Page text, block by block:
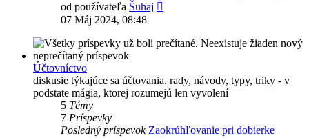
od používateľa Šuhaj
07 Máj 2024, 08:48
Účtovníctvo
diskusie týkajúce sa účtovania. rady, návody, typy, triky - v
podstate mágia, ktorej rozumejú len vyvolení
5 Témy
7 Príspevky
Posledný príspevok Zaokrúhľovanie pri dobierke